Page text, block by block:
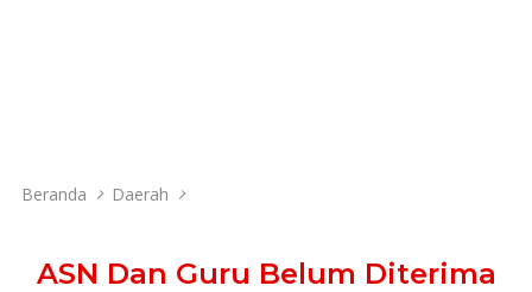
Beranda Daerah
ASN Dan Guru Belum Diterima